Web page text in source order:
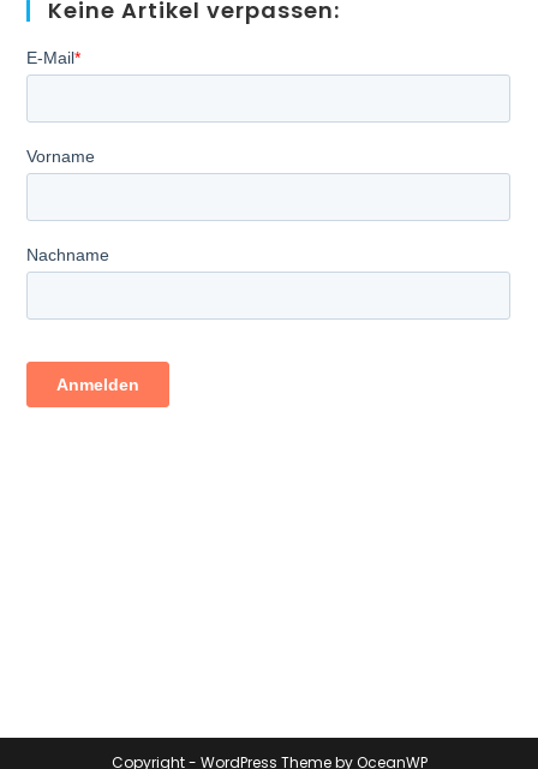
Keine Artikel verpassen:
Copyright - WordPress Theme by OceanWP